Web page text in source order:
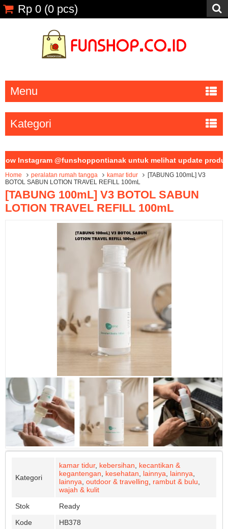
Rp 0 (0 pcs)
Menu
Kategori
@funshoppontianak untuk melihat update produk dan
Home peralatan rumah tangga kamar tidur
[TABUNG 100mL] V3
BOTOL SABUN LOTION TRAVEL REFILL 100mL
[TABUNG 100mL] V3 BOTOL SABUN
LOTION TRAVEL REFILL 100mL
Kategori
kamar tidur, kebersihan
kecantikan &
kegantengan
kesehatan lainnya lainnya
lainnya outdoor & travelling rambut & bulu
wajah & kulit
Stok
Ready
Kode
HB378